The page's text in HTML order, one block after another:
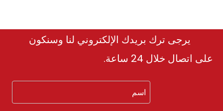
يرجى ترك بريدك الإلكتروني لنا وسنكون
على اتصال خلال 24 ساعة.